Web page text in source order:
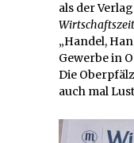
als der
„Handel,
Gewerbe in
Die
auch mal